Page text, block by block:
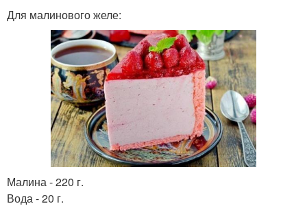
Для малинового желе:
Малина - 220 г.
Вода - 20 г.